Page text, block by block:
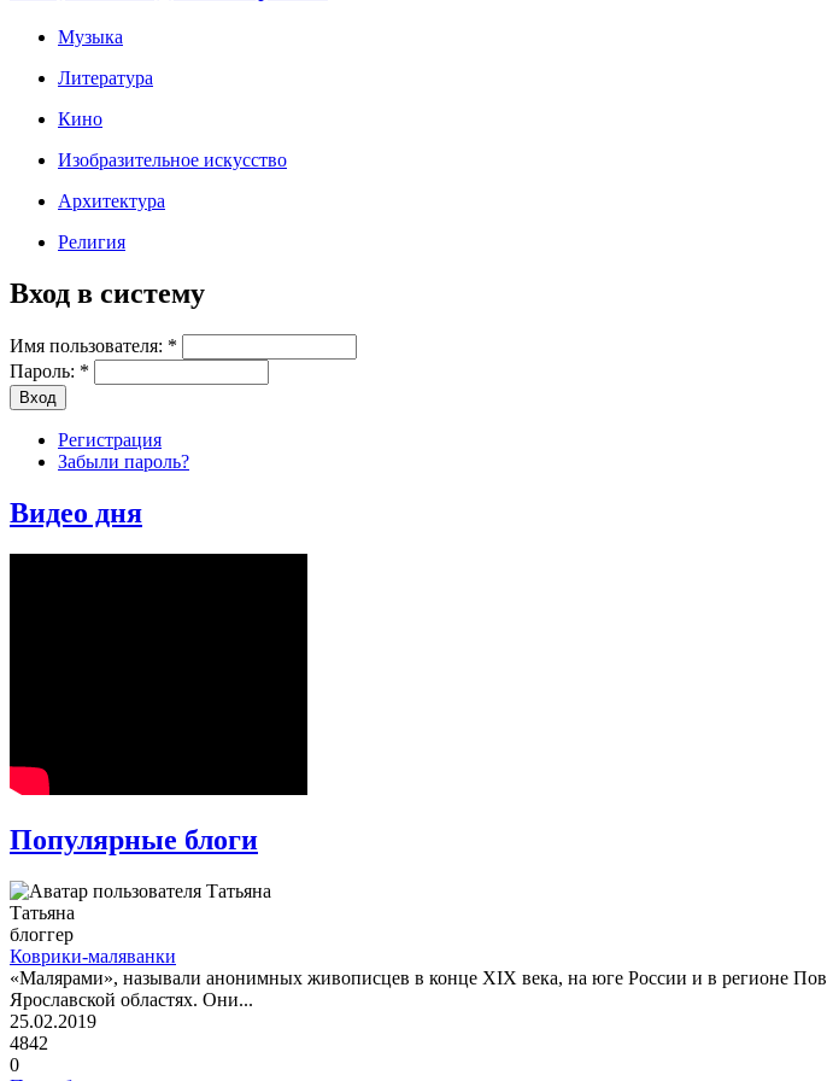
Музыка
Литература
Кино
Изобразительное искусство
Архитектура
Религия
Вход в систему
Имя пользователя: *
Пароль: *
Регистрация
Забыли пароль?
Видео дня
Популярные блоги
Татьяна
блоггер
Коврики-маляванки
«Малярами», называли анонимных живописцев в конце XIX века, на юге России и в регионе
Ярославской областях. Они...
25.02.2019
4842
0